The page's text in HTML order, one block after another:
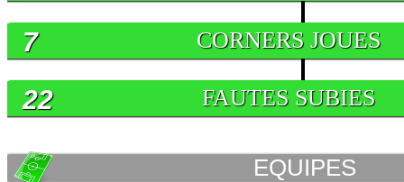
CORNERS JOUES
7
FAUTES SUBIES
22
EQUIPES